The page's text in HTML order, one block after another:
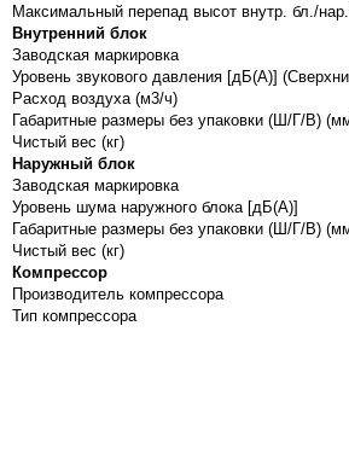
Максимальный перепад высот внутр. бл./
Внутренний блок
Заводская маркировка
Уровень звукового давления [дБ(А)]
Расход воздуха (м3/ч)
Габаритные размеры без упаковки (Ш/Г/В)
Чистый вес (кг)
Наружный блок
Заводская маркировка
Уровень шума наружного блока [дБ(А)]
Габаритные размеры без упаковки (Ш/Г/В)
Чистый вес (кг)
Компрессор
Производитель компрессора
Тип компрессора